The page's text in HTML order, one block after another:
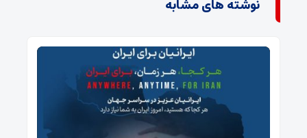
نوشته های مشابه